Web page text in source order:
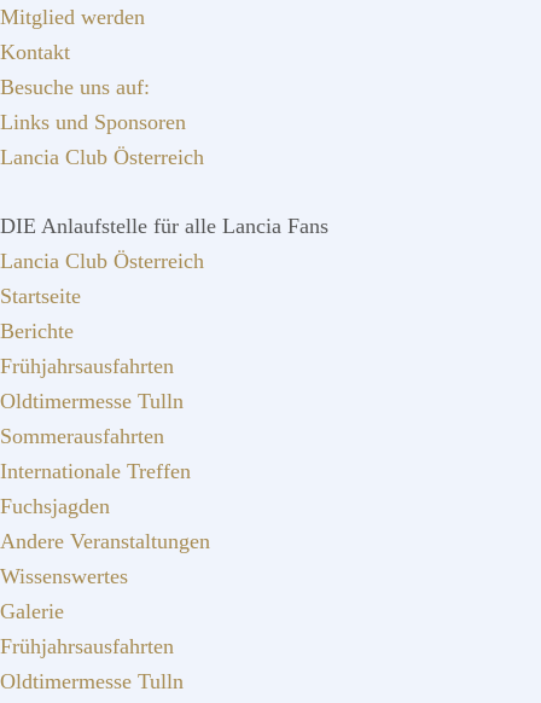
Zur
Hauptnavigation
springen
Zum
Inhalt
springen
Zur
Seitenspalte
springen
Mitglied werden
Kontakt
Besuche uns auf:
Links und Sponsoren
Lancia Club Österreich
DIE Anlaufstelle für alle Lancia Fans
Lancia Club Österreich
Startseite
Berichte
Frühjahrsausfahrten
Oldtimermesse Tulln
Sommerausfahrten
Internationale Treffen
Fuchsjagden
Andere Veranstaltungen
Wissenswertes
Galerie
Frühjahrsausfahrten
Oldtimermesse Tulln